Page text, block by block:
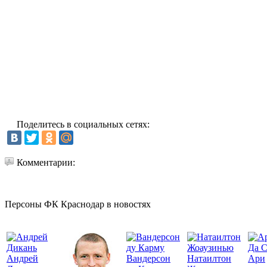
Поделитесь в социальных сетях:
Комментарии:
Персоны ФК Краснодар в новостях
Андрей
Вандерсон
Натаилтон
Да
Ари